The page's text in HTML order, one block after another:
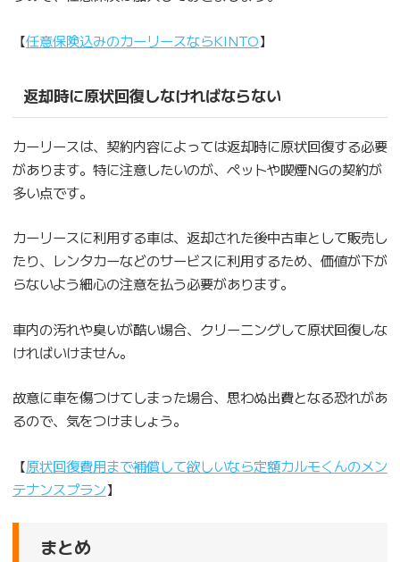
【任意保険込みのカーリースならKINTO】
返却時に原状回復しなければならない
カーリースは、契約内容によっては返却時に原状回復する必要
があります。特に注意したいのが、ペットや喫煙NGの契約が
多い点です。
カーリースに利用する車は、返却された後中古車として販売し
たり、レンタカーなどのサービスに利用するため、価値が下が
らないよう細心の注意を払う必要があります。
車内の汚れや臭いが酷い場合、クリーニングして原状回復しな
ければいけません。
故意に車を傷つけてしまった場合、思わぬ出費となる恐れがあ
るので、気をつけましょう。
【原状回復費用まで補償して欲しいなら定額カルモくんのメン
テナンスプラン】
まとめ